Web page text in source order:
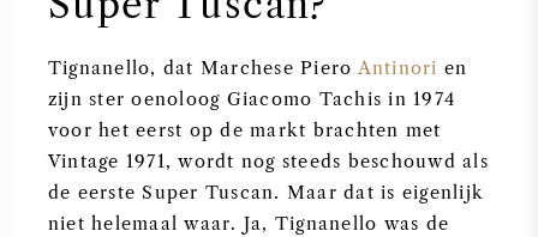
OOSTENRIJKSE WIJN
PORTUGESE WIJN
ALLE LANDEN
Tignanello, dat Marchese PieroAntinori en
zijn ster oenoloog Giacomo Tachis in 1974
voor het eerst op de markt brachten met
Vintage 1971, wordt nog steeds beschouwd als
de eerste Super Tuscan. Maar dat is eigenlijk
niet helemaal waar. Ja, Tignanello was de